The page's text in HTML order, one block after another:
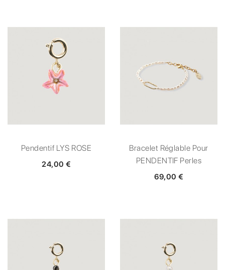
Pendentif LYS ROSE
24,00 €
Bracelet Réglable Pour
PENDENTIF Perles
69,00 €